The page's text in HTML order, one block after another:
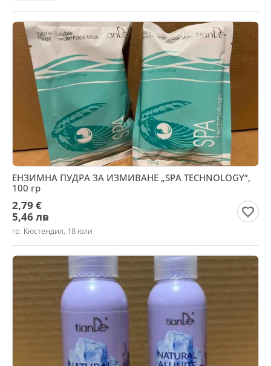
ЕНЗИМНА ПУДРА ЗА ИЗМИВАНЕ „SPA TECHNOLOGY”,
100 гр
2,79 €
5,46 лв
гр. Кюстендил, 18 юли